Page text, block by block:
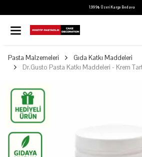
1.999₺ Üzeri Kargo Bedava
Pasta Malzemeleri
Gıda Katkı Maddeleri
Dr.Gusto Pasta Katkı Maddeleri - Krem